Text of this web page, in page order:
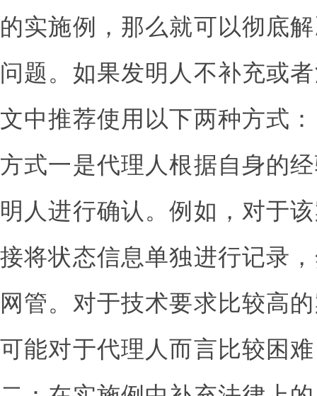
的实施例，那么就可以彻底
问题。如果发明人不补充或
文中推荐使用以下两种方式：
方式一是代理人根据自身的
明人进行确认。例如，对于
接将状态信息单独进行记录
网管。对于技术要求比较高
可能对于代理人而言比较困